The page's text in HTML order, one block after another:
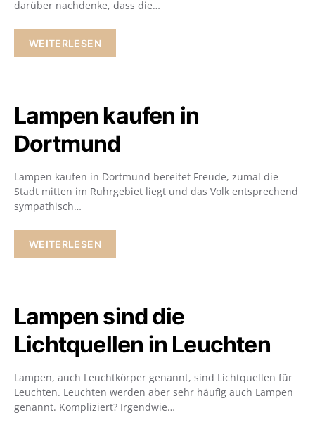
darüber nachdenke, dass die…
WEITERLESEN
Lampen kaufen in
Dortmund
Lampen kaufen in Dortmund bereitet Freude, zumal die
Stadt mitten im Ruhrgebiet liegt und das Volk entsprechend
sympathisch…
WEITERLESEN
Lampen sind die
Lichtquellen in Leuchten
Lampen, auch Leuchtkörper genannt, sind Lichtquellen für
Leuchten. Leuchten werden aber sehr häufig auch Lampen
genannt. Kompliziert? Irgendwie…